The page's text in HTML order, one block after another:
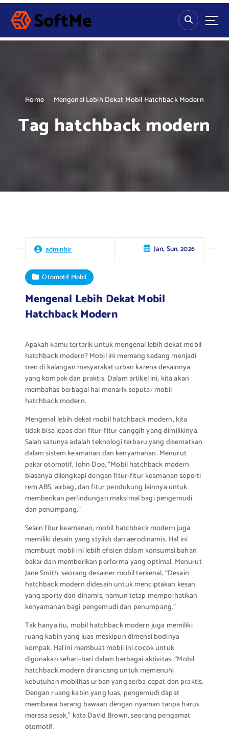
S
p
Home Mengenal Lebih Dekat Mobil Hatchback Modern
Tag hatchback modern
adminbir Jan, Sun, 2026
Otomotif Mobil
Mengenal Lebih Dekat Mobil
Hatchback Modern
Apakah kamu tertarik untuk mengenal lebih dekat mobil
hatchback modern? Mobil ini memang sedang menjadi
tren di kalangan masyarakat urban karena desainnya
yang kompak dan praktis. Dalam artikel ini, kita akan
membahas berbagai hal menarik seputar mobil
hatchback modern.
Mengenal lebih dekat mobil hatchback modern, kita
tidak bisa lepas dari fitur-fitur canggih yang dimilikinya.
Salah satunya adalah teknologi terbaru yang disematkan
dalam sistem keamanan dan kenyamanan. Menurut
pakar otomotif, John Doe, “Mobil hatchback modern
biasanya dilengkapi dengan fitur-fitur keamanan seperti
rem ABS, airbag, dan fitur pendukung lainnya untuk
memberikan perlindungan maksimal bagi pengemudi
dan penumpang.”
Selain fitur keamanan, mobil hatchback modern juga
memiliki desain yang stylish dan aerodinamis. Hal ini
membuat mobil ini lebih efisien dalam konsumsi bahan
bakar dan memberikan performa yang optimal. Menurut
Jane Smith, seorang desainer mobil terkenal, “Desain
hatchback modern didesain untuk menciptakan kesan
yang sporty dan dinamis, namun tetap memperhatikan
kenyamanan bagi pengemudi dan penumpang.”
Tak hanya itu, mobil hatchback modern juga memiliki
ruang kabin yang luas meskipun dimensi bodinya
kompak. Hal ini membuat mobil ini cocok untuk
digunakan sehari-hari dalam berbagai aktivitas. “Mobil
hatchback modern dirancang untuk memenuhi
kebutuhan mobilitas urban yang serba cepat dan praktis.
Dengan ruang kabin yang luas, pengemudi dapat
membawa barang bawaan dengan nyaman tanpa harus
merasa sesak,” kata David Brown, seorang pengamat
otomotif.